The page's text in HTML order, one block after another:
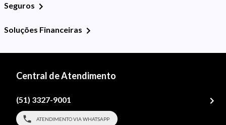
Seguros
Soluções Financeiras
Central de Atendimento
(51) 3327-9001
ATENDIMENTO VIA WHATSAPP